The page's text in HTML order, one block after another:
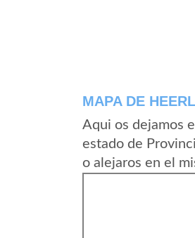
MAPA DE
Aqui os dejamos
estado de
o alejaros en el